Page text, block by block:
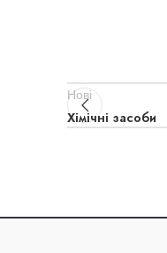
Нові
Хімічні засоби